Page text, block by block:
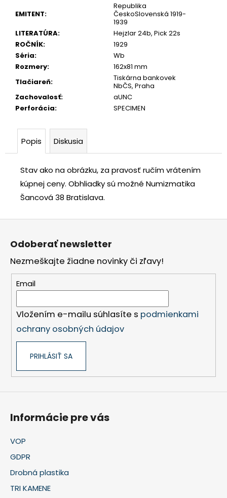
EMITENT:
Republika
ČeskoSlovenská 1919-
1939
LITERATÚRA:
Hejzlar 24b, Pick 22s
ROČNÍK:
1929
Séria:
Wb
Rozmery:
162x81 mm
Tlačiareň:
Tiskárna bankovek
NbČS, Praha
Zachovalosť:
aUNC
Perforácia: SPECIMEN
Popis Diskusia
Stav ako na obrázku, za pravosť ručím vrátením
kúpnej ceny. Obhliadky sú možné Numizmatika
Šancová 38 Bratislava.
m
JOZEF
GRAJCIAR
1769
EVM-
Z
Odoberať newsletter
Nezmeškajte žiadne novinky či zľavy!
Email
Vložením e-mailu súhlasíte s podmienkami
ochrany osobných údajov
PRIHLÁSIŤ SA
Informácie pre vás
VOP
GDPR
Drobná plastika
TRI KAMENE